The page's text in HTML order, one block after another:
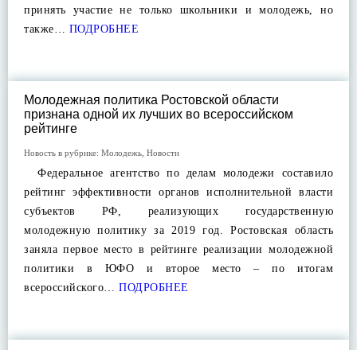
принять участие не только школьники и молодежь, но
также… ПОДРОБНЕЕ
Молодежная политика Ростовской области
признана одной их лучших во всероссийском
рейтинге
Новость в рубрике: Молодежь Новости
Федеральное агентство по делам молодежи составило
рейтинг эффективности органов исполнительной власти
субъектов РФ, реализующих государственную
молодежную политику за 2019 год. Ростовская область
заняла первое место в рейтинге реализации молодежной
политики в ЮФО и второе место – по итогам
всероссийского… ПОДРОБНЕЕ